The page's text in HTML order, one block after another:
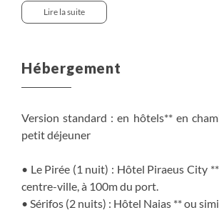
Nuits supplémentaires en chambre
Lire la suite
Hébergement
Version standard : en hôtels** en
petit déjeuner
• Le Pirée (1 nuit) : Hôtel Piraeus City
centre-ville, à 100m du port.
• Sérifos (2 nuits) : Hôtel Naias ** ou